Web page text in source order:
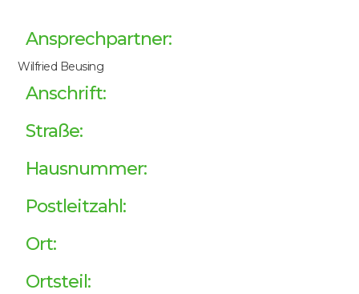
Ansprechpartner:
Wilfried Beusing
Anschrift:
Straße:
Hausnummer:
Postleitzahl:
Ort:
Ortsteil: